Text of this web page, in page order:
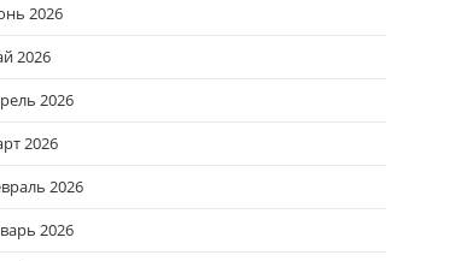
2026
2026
2026
2026
2026
2026